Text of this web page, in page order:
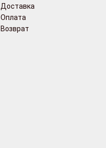
Доставка
Оплата
Возврат